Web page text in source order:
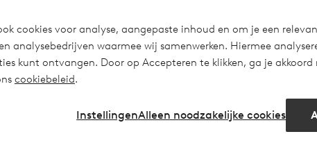
cookies voor analyse, aangepaste inhoud en om je een
analysebedrijven waarmee wij samenwerken. Hiermee
kunt ontvangen. Door op Accepteren te klikken, ga je akkoord
cookiebeleid.
Alleen noodzakelijke cookies
Instellingen
InstagramFacebook